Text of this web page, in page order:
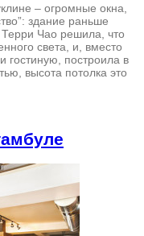
– огромные окна,
здание раньше
Чао решила, что
света, и, вместо
гостиную, построила в
высота потолка это